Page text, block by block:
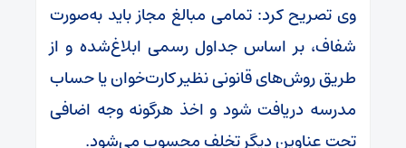
وی تصریح کرد: تمامی مبالغ مجاز باید به‌صورت
شفاف، بر اساس جداول رسمی ابلاغ‌شده و از
طریق روش‌های قانونی نظیر کارت‌خوان یا حساب
مدرسه دریافت شود و اخذ هرگونه وجه اضافی
تحت عناوین دیگر تخلف محسوب می‌شود.